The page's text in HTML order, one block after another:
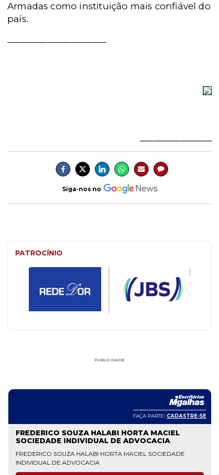
Armadas como instituição mais confiável do
país.
Siga-nos no
PATROCÍNIO
PUBLICIDADE
FAÇA PARTE! CADASTRE-SE
FREDERICO SOUZA HALABI HORTA MACIEL
SOCIEDADE INDIVIDUAL DE ADVOCACIA
FREDERICO SOUZA HALABI HORTA MACIEL SOCIEDADE
INDIVIDUAL DE ADVOCACIA